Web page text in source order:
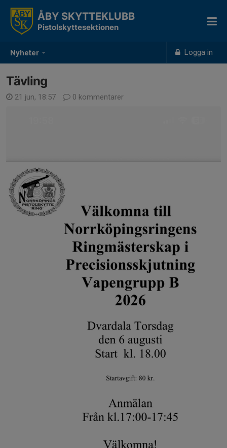
Nyheter Logga in
ÅBY SKYTTEKLUBB
Pistolskyttesektionen
Tävling
21 jun, 18:57 0 kommentarer